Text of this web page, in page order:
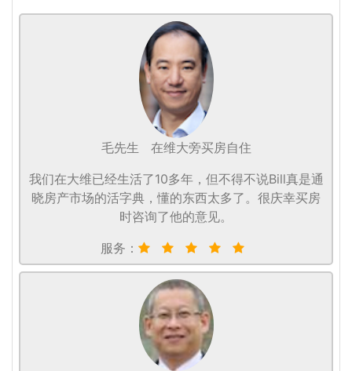
毛先生
在维大旁买房自住
我们在大维已经生活了10多年，但不得不说Bill真是通
晓房产市场的活字典，懂的东西太多了。很庆幸买房
时咨询了他的意见。
服务：